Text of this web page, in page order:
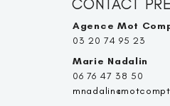
CONTACT
Agence Mot
03 20 74 95 23
Marie Nadalin
06 76 47 38 50